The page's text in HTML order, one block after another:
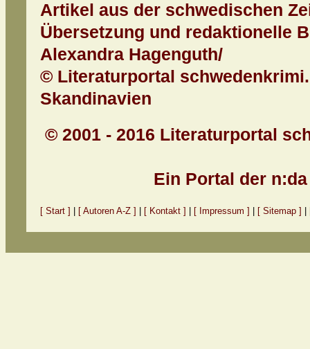
Artikel aus der schwedischen
Übersetzung und redaktionelle
Alexandra Hagenguth/
© Literaturportal
Skandinavien
© 2001 - 2016 Literaturportal
Ein Portal der
[ Start ] [ Autoren A-Z ] [ Kontakt ] [ Impressum ] [ Sitemap ]